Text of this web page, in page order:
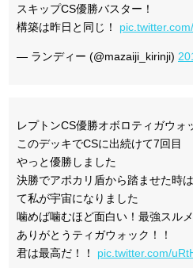
スキップCS優勝バスター！
構築は昨日と同じ！
— ランディー (@mazaiji_kirinji)
レプトンCS優勝オボロティガウォ
このデッキでCSに出続けて7回目
やっと優勝しました
決勝でアポカリ盾から踏ませた時
て私が宇宙になりました
噛めば噛むほど面白い！最強スル
ありがとうティガウォック！！
君は最高だ！！ pic.twitter.com/